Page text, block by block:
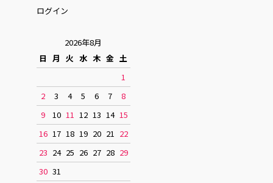
ログイン
2026年8月
日
月 火 水 木 金 土
1
2
3 4 5 6 7
8
9
10 11 12 13 14 15
16 17 18 19 20 21
22
23 24 25 26 27 28 29
30 31